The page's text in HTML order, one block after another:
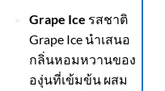
Grape Ice รสชาติ
Grape Ice นำเสนอ
กลิ่นหอมหวานของ
องุ่นที่เข้มข้น ผสม